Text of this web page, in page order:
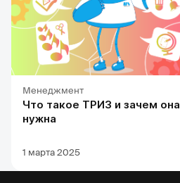
Менеджмент
Что такое ТРИЗ и зачем она
нужна
1 марта 2025